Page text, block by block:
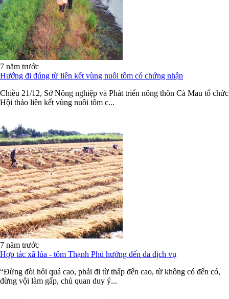
7 năm trước
Hướng đi đúng từ liên kết vùng nuôi tôm có chứng nhận
Chiều 21/12, Sở Nông nghiệp và Phát triển nông thôn Cà Mau tổ chức
Hội thảo liên kết vùng nuôi tôm c...
7 năm trước
Hợp tác xã lúa - tôm Thạnh Phú hướng đến đa dịch vụ
“Đừng đòi hỏi quá cao, phải đi từ thấp đến cao, từ không có đến có,
đừng vội làm gấp, chủ quan duy ý...